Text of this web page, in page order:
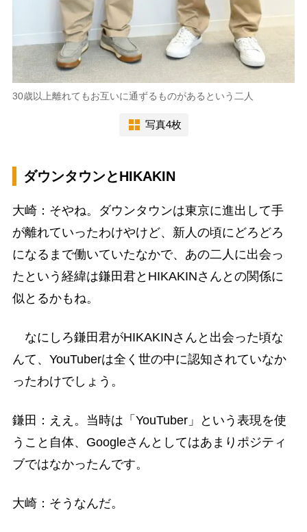
30歳以上離れてもお互いに通ずるものがあるという二人
写真4枚
ダウンタウンとHIKAKIN
大崎：そやね。ダウンタウンは東京に進出して手
が離れていったわけやけど、新人の頃にどろどろ
になるまで働いていたなかで、あの二人に出会っ
たという経緯は鎌田君とHIKAKINさんとの関係に
似とるかもね。
なにしろ鎌田君がHIKAKINさんと出会った頃な
んて、YouTuberは全く世の中に認知されていなか
ったわけでしょう。
鎌田：ええ。当時は「YouTuber」という表現を使
うこと自体、Googleさんとしてはあまりポジティ
ブではなかったんです。
大崎：そうなんだ。